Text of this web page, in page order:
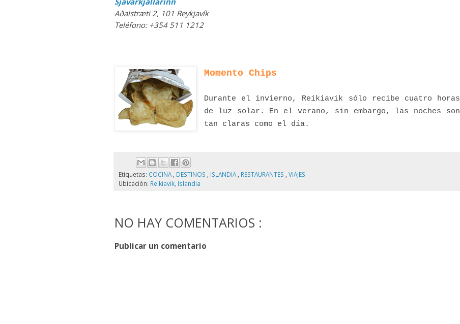
Aðalstræti 2, 101 Reykjavík
Teléfono: +354 511 1212
Momento Chips
Durante el invierno, Reikiavik sólo recibe cuatro horas
de luz solar. En el verano, sin embargo, las noches son
tan claras como el día.
Etiquetas: COCINA DESTINOS ISLANDIA RESTAURANTES
VIAJES
Ubicación: Reikiavik, Islandia
NO HAY COMENTARIOS :
Publicar un comentario